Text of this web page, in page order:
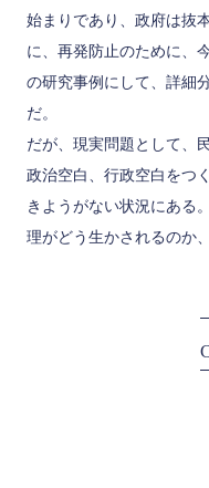
始まりであり、政府は抜
に、再発防止のために、
の研究事例にして、詳細
だ。
だが、現実問題として、
政治空白、行政空白をつ
きようがない状況にある
理がどう生かされるのか